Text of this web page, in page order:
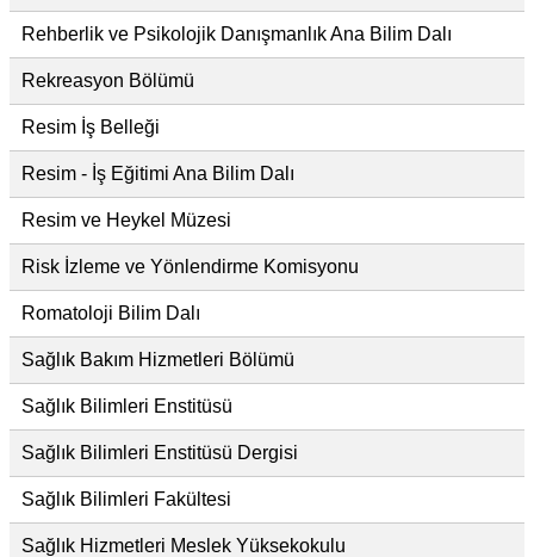
Rehberlik ve Psikolojik Danışmanlık Ana Bilim Dalı
Rekreasyon Bölümü
Resim İş Belleği
Resim - İş Eğitimi Ana Bilim Dalı
Resim ve Heykel Müzesi
Risk İzleme ve Yönlendirme Komisyonu
Romatoloji Bilim Dalı
Sağlık Bakım Hizmetleri Bölümü
Sağlık Bilimleri Enstitüsü
Sağlık Bilimleri Enstitüsü Dergisi
Sağlık Bilimleri Fakültesi
Sağlık Hizmetleri Meslek Yüksekokulu